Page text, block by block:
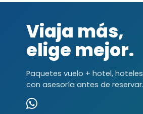
Viaja más,
elige mejor.
Paquetes vuelo + hotel,
con asesoría antes de reservar.